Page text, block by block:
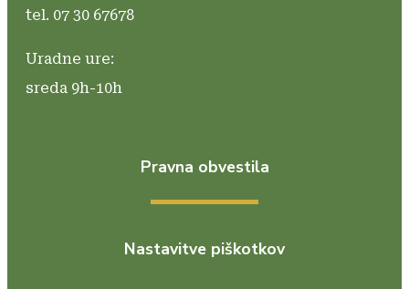
tel. 07 30 67678
Uradne ure:
sreda 9h-10h
Pravna obvestila
Nastavitve piškotkov